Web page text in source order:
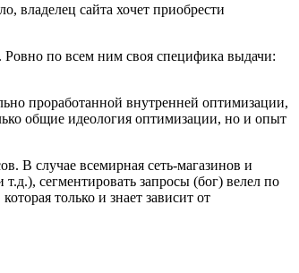
владелец сайта хочет приобрести
по всем ним своя специфика выдачи:
проработанной внутренней оптимизации,
общие идеология оптимизации, но и опыт
В случае всемирная сеть-магазинов и
сегментировать запросы (бог) велел по
только и знает зависит от